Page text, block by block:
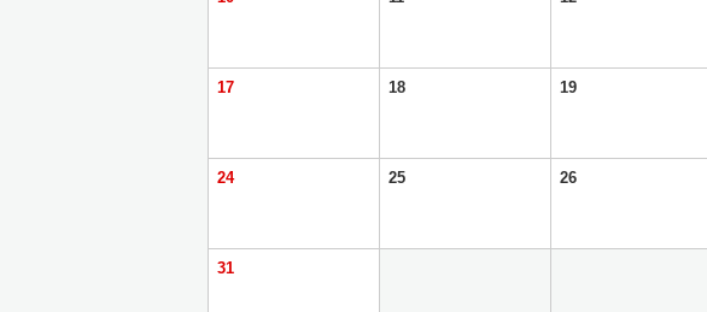
17 18 19
24 25 26
31